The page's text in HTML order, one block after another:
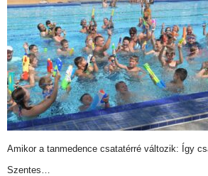
Amikor a tanmedence csatatérré változik: Így
Szentes…